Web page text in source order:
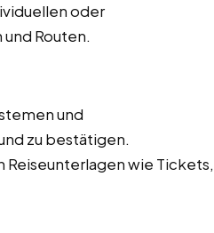
oder
Routen.
und
zu bestätigen.
Reiseunterlagen wie Tickets,